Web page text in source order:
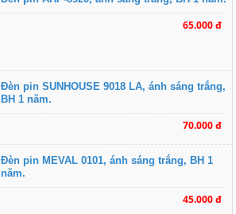
65.000 đ
Đèn pin SUNHOUSE 9018 LA, ánh sáng trắng,
BH 1 năm.
70.000 đ
Đèn pin MEVAL 0101, ánh sáng trắng, BH 1
năm.
45.000 đ